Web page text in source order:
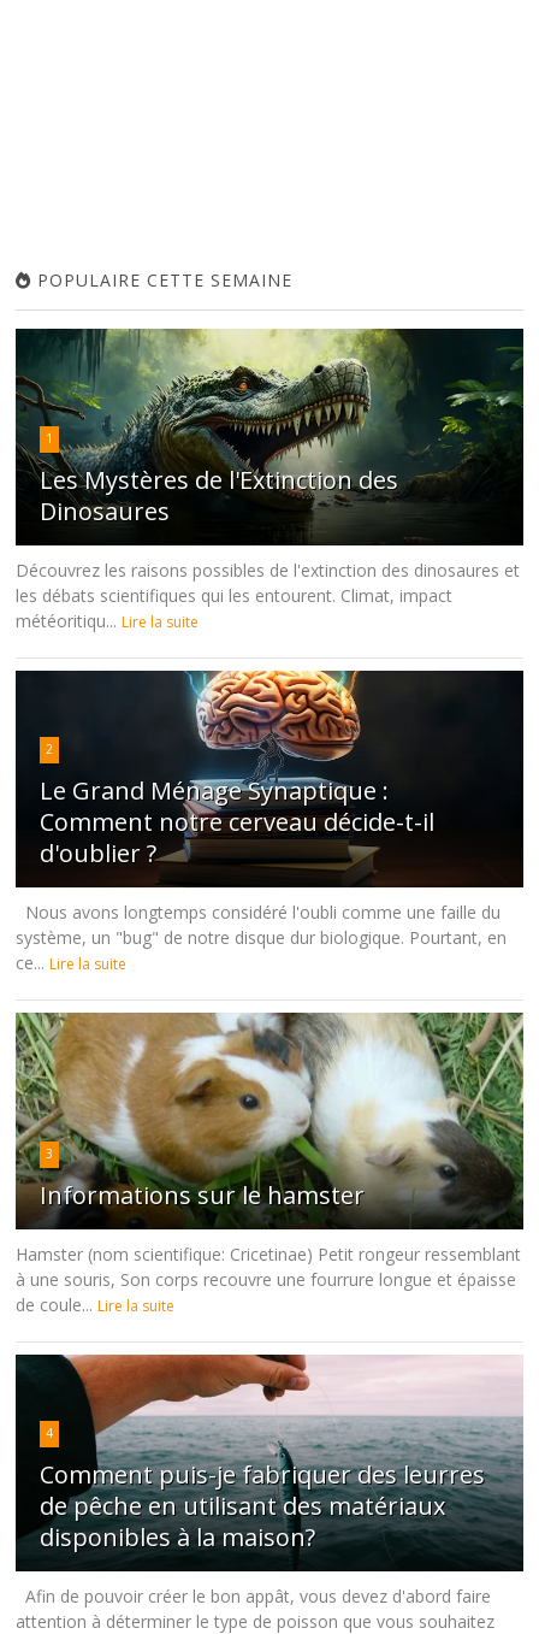
POPULAIRE CETTE SEMAINE
1
Les Mystères de l'Extinction des
Dinosaures
Découvrez les raisons possibles de l'extinction des dinosaures et
les débats scientifiques qui les entourent. Climat, impact
météoritiqu... Lire la suite
2
Le Grand Ménage Synaptique :
Comment notre cerveau décide-t-il
d'oublier ?
Nous avons longtemps considéré l'oubli comme une faille du
système, un "bug" de notre disque dur biologique. Pourtant, en
ce... Lire la suite
3
Informations sur le hamster
Hamster (nom scientifique: Cricetinae) Petit rongeur ressemblant
à une souris, Son corps recouvre une fourrure longue et épaisse
de coule... Lire la suite
4
Comment puis-je fabriquer des leurres
de pêche en utilisant des matériaux
disponibles à la maison?
Afin de pouvoir créer le bon appât, vous devez d'abord faire
attention à déterminer le type de poisson que vous souhaitez